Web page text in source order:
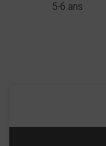
5-6 ans